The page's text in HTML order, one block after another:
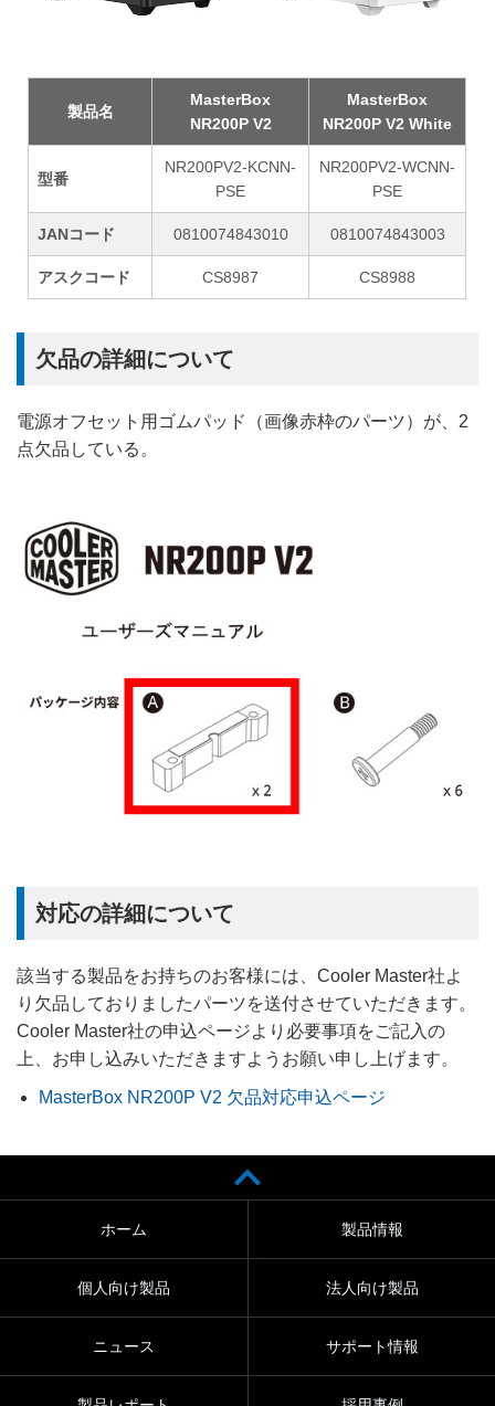
製品名
MasterBox
NR200P V2
MasterBox
NR200P V2 White
型番
NR200PV2-KCNN-
PSE
NR200PV2-WCNN-
PSE
JANコード 0810074843010 0810074843003
アスクコード CS8987 CS8988
欠品の詳細について
電源オフセット用ゴムパッド（画像赤枠のパーツ）が、2
点欠品している。
対応の詳細について
該当する製品をお持ちのお客様には、Cooler Master社よ
り欠品しておりましたパーツを送付させていただきます。
Cooler Master社の申込ページより必要事項をご記入の
上、お申し込みいただきますようお願い申し上げます。
MasterBox NR200P V2 欠品対応申込ページ
ホーム 製品情報
個人向け製品 法人向け製品
ニュース サポート情報